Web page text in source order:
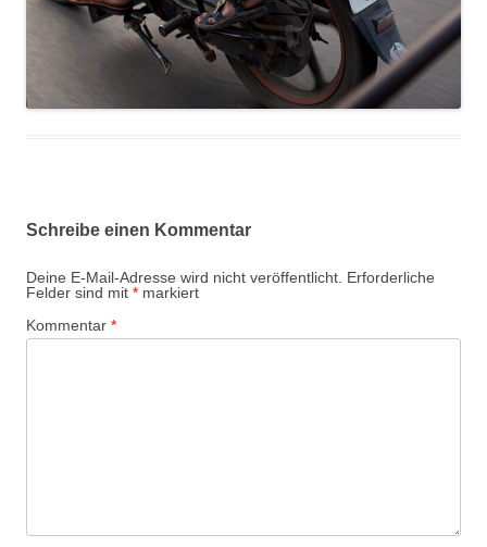
Schreibe einen Kommentar
Deine E-Mail-Adresse wird nicht veröffentlicht. Erforderliche
Felder sind mit * markiert
Kommentar *